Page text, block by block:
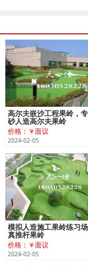
高尔夫嵌沙工程果岭，
砂人造高尔夫果岭
价格：￥面议
2024-02-05
模拟人造施工果岭练习
真推杆果岭
价格：￥面议
2024-02-05